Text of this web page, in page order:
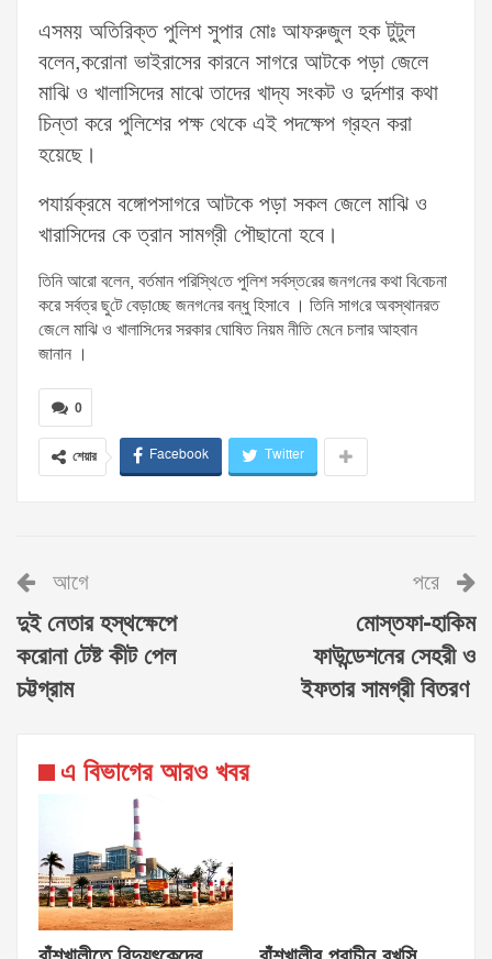
এসময় অতিরিক্ত পুলিশ সুপার মোঃ আফরুজুল হক টুটুল
বলেন,করোনা ভাইরাসের কারনে সাগরে আটকে পড়া জেলে
মাঝি ও খালাসিদের মাঝে তাদের খাদ্য সংকট ও দুর্দশার কথা
চিন্তা করে পুলিশের পক্ষ থেকে এই পদক্ষেপ গ্রহন করা
হয়েছে।
পযার্য়ক্রমে বঙ্গোপসাগরে আটকে পড়া সকল জেলে মাঝি ও
খারাসিদের কে ত্রান সামগ্রী পৌছানো হবে।
‌তি‌নি আরো বলেন, বর্তমান প‌রি‌স্থি‌তে পু‌লিশ সর্বস্ত‌রের জনগ‌নের কথা বি‌বেচনা
করে সর্বত্র ছু‌টে বেড়া‌চ্ছে জনগ‌নের বন্ধু হিসা‌বে । তি‌নি সাগ‌রে অবস্থানরত
জে‌লে মা‌ঝি ও খালা‌সি‌দের সরকার ঘো‌ষিত নিয়ম নী‌তি মে‌নে চলার আহবান
জানান ।
0
শেয়ার Facebook Twitter
আগে
দুই নেতার হস্থক্ষেপে
করোনা টেষ্ট কীট পেল
চট্টগ্রাম
পরে
মোস্তফা-হাকিম
ফাউন্ডেশনের সেহরী ও
ইফতার সামগ্রী বিতরণ
এ বিভাগের আরও খবর